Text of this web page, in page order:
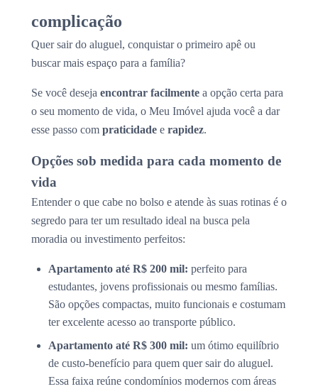
complicação
Quer sair do aluguel, conquistar o primeiro apê ou
buscar mais espaço para a família?
Se você deseja encontrar facilmente a opção certa para
o seu momento de vida, o Meu Imóvel ajuda você a dar
esse passo com praticidade e rapidez.
Opções sob medida para cada momento de
vida
Entender o que cabe no bolso e atende às suas rotinas é o
segredo para ter um resultado ideal na busca pela
moradia ou investimento perfeitos:
Apartamento até R$ 200 mil: perfeito para
estudantes, jovens profissionais ou mesmo famílias.
São opções compactas, muito funcionais e costumam
ter excelente acesso ao transporte público.
Apartamento até R$ 300 mil: um ótimo equilíbrio
de custo-benefício para quem quer sair do aluguel.
Essa faixa reúne condomínios modernos com áreas